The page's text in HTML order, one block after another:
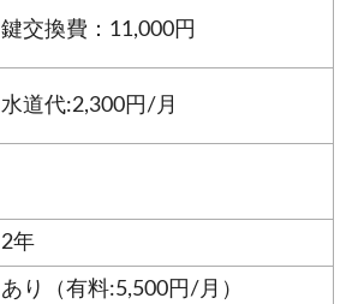
鍵交換費：11,000円
水道代:2,300円/月
2年
あり（有料:5,500円/月）